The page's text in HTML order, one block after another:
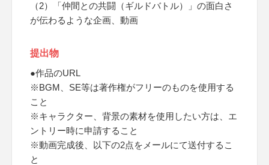
（2）「仲間との共闘（ギルドバトル）」の面白さ
が伝わるような企画、動画
提出物
●作品のURL
※BGM、SE等は著作権がフリーのものを使用する
こと
※キャラクター、背景の素材を使用したい方は、エ
ントリー時に申請すること
※動画完成後、以下の2点をメールにて送付するこ
と